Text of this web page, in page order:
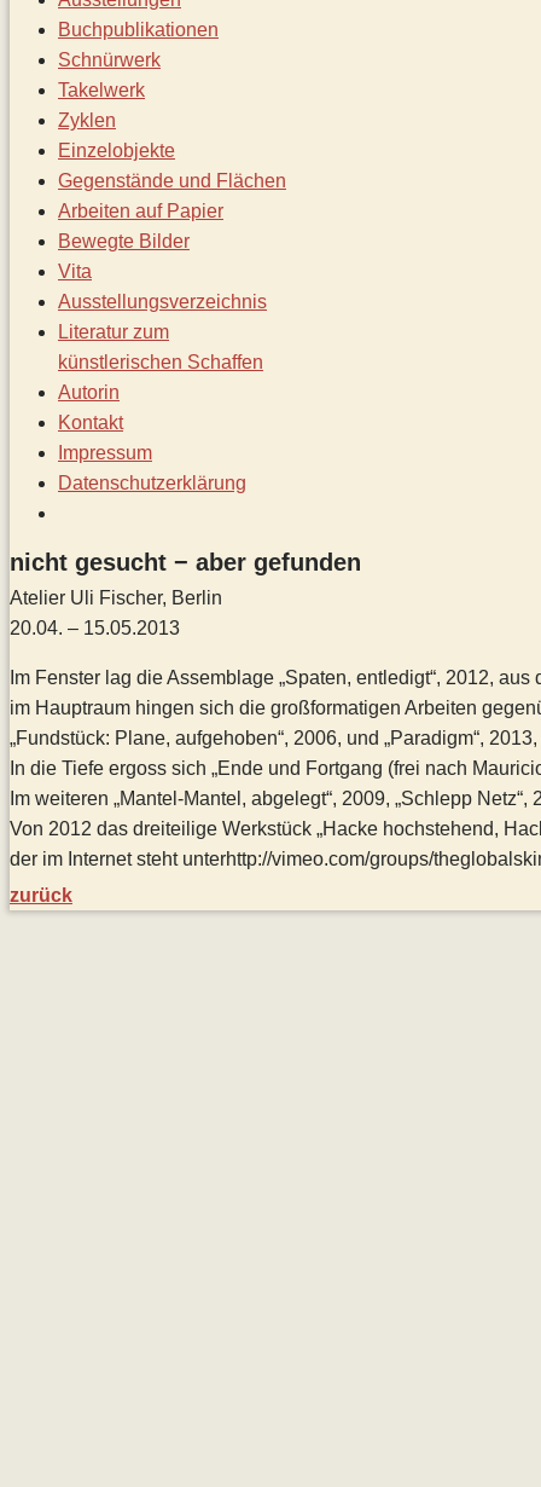
Buchpublikationen
Schnürwerk
Takelwerk
Zyklen
Einzelobjekte
Gegenstände und Flächen
Arbeiten auf Papier
Bewegte Bilder
Vita
Ausstellungsverzeichnis
Literatur zum
künstlerischen Schaffen
Autorin
Kontakt
Impressum
Datenschutz­erklärung
search
nicht gesucht − aber gefunden
Atelier Uli Fischer, Berlin
20.04. – 15.05.2013
Im Fenster lag die Assemblage „Spaten, entledigt“, 2012,
im Hauptraum hingen sich die großformatigen Arbeiten
„Fundstück: Plane, aufgehoben“, 2006, und „Paradigm“,
In die Tiefe ergoss sich „Ende und Fortgang (frei nach
Im weiteren „Mantel-Mantel, abgelegt“, 2009, „Schlepp Netz“,
Von 2012 das dreiteilige Werkstück „Hacke hochstehend,
der im Internet steht unterhttp://vimeo.com/groups/
zurück